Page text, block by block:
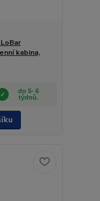
kabina,
do 5- 6
týdnů.